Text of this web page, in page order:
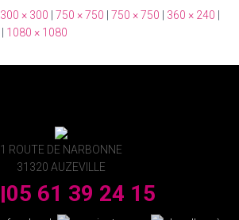
300 × 300 750 × 750 750 × 750 360 × 240
1080 × 1080
1 ROUTE DE NARBONNE
31320 AUZEVILLE
05 61 39 24 15